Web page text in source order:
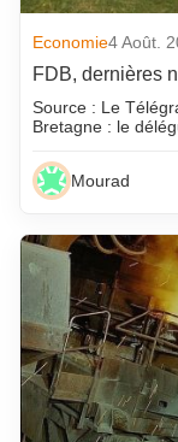
Economie4 Août.
FDB, dernières
Source : Le
Bretagne : le
Mourad